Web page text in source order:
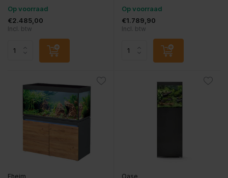
Op voorraad
€2.485,00
Incl. btw
Op voorraad
€1.789,90
Incl. btw
Eheim Oase